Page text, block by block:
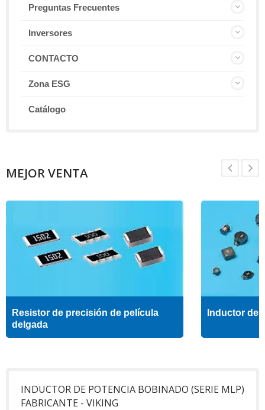
Preguntas Frecuentes
Inversores
CONTACTO
Zona ESG
Catálogo
MEJOR VENTA
Resistor de precisión de película
delgada
Inductor de
INDUCTOR DE POTENCIA BOBINADO (SERIE MLP)
FABRICANTE - VIKING